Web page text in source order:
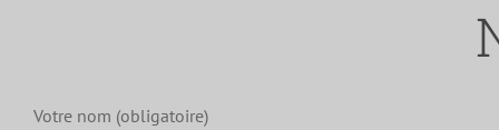
Votre nom (obligatoire)